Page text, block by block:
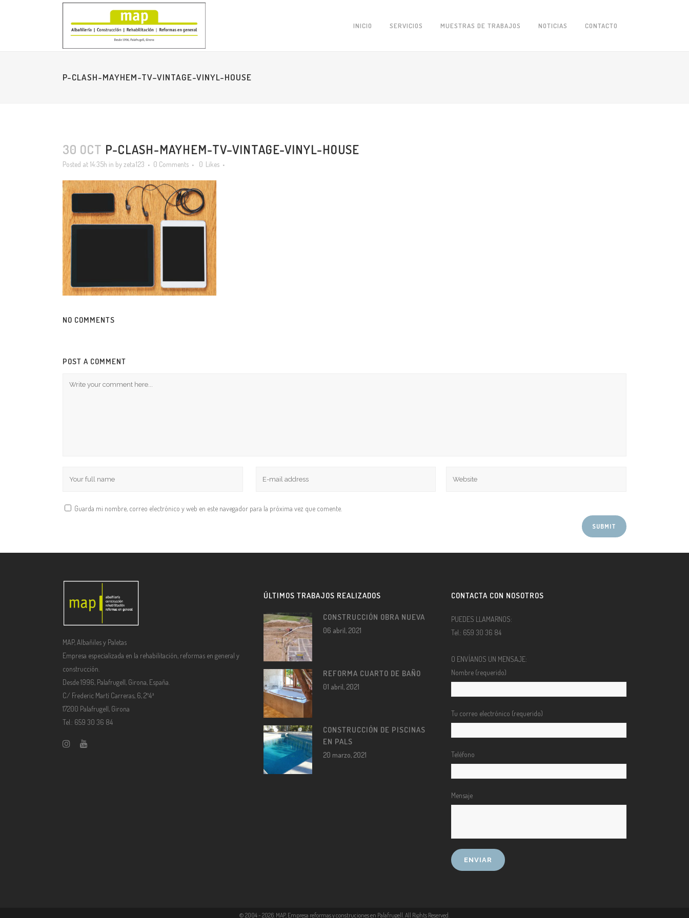
INICIO SERVICIOS MUESTRAS DE TRABAJOS NOTICIAS CONTACTO
P-CLASH-MAYHEM-TV–VINTAGE-VINYL-HOUSE
30 OCT P-CLASH-MAYHEM-TV–VINTAGE-VINYL-HOUSE
Posted at 14:35h in byzeta123 0 Comments 0 Likes
NO COMMENTS
POST A COMMENT
Guarda mi nombre, correo electrónico y web en este navegador para la próxima vez que comente.
MAP, Albañiles y Paletas
Empresa especializada en la rehabilitación, reformas en general y
construcción.
Desde 1996, Palafrugell, Girona, España.
C/ Frederic Martí Carreras, 6, 2º4ª
17200 Palafrugell, Girona
Tel.: 659 30 36 84
ÚLTIMOS TRABAJOS REALIZADOS
CONSTRUCCIÓN OBRA NUEVA
06 abril, 2021
REFORMA CUARTO DE BAÑO
01 abril, 2021
CONSTRUCCIÓN DE PISCINAS
EN PALS
20 marzo, 2021
CONTACTA CON NOSOTROS
PUEDES LLAMARNOS:
Tel.: 659 30 36 84
O ENVÍANOS UN MENSAJE:
Nombre (requerido)
Tu correo electrónico (requerido)
Teléfono
Mensaje
© 2004 - 2026. MAP, Empresa reformas y construciones en Palafrugell. All Rights Reserved.